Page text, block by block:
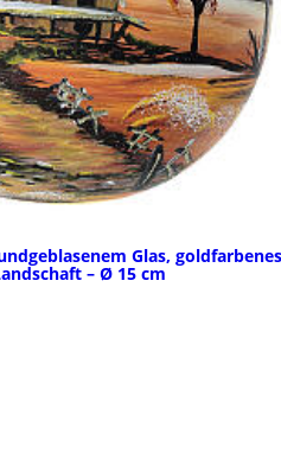
Glas, goldfarbenes
– Ø 15 cm